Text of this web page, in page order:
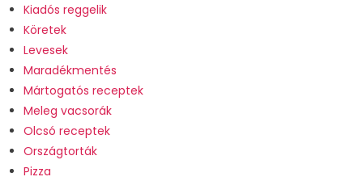
Kiadós reggelik
Köretek
Levesek
Maradékmentés
Mártogatós receptek
Meleg vacsorák
Olcsó receptek
Országtorták
Pizza